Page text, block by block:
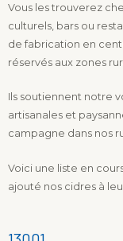
Vous les trouverez
culturels, bars ou
de fabrication en
réservés aux zones
Ils soutiennent notre
artisanales et
campagne dans nos
Voici une liste en
ajouté nos cidres à